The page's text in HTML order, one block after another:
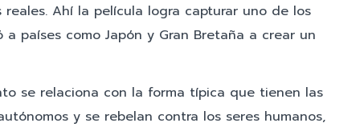
Ahí la película logra capturar uno de los
países como Japón y Gran Bretaña a crear un
se relaciona con la forma típica que tienen las
y se rebelan contra los seres humanos,